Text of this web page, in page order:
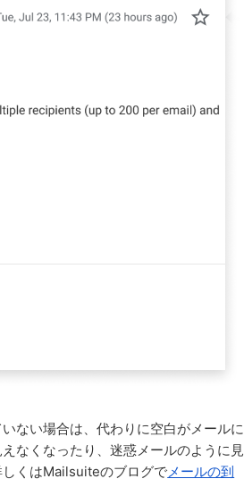
ない場合は、代わりに空白がメールに
なくなったり、迷惑メールのように見
くはMailsuiteのブログでメールの到